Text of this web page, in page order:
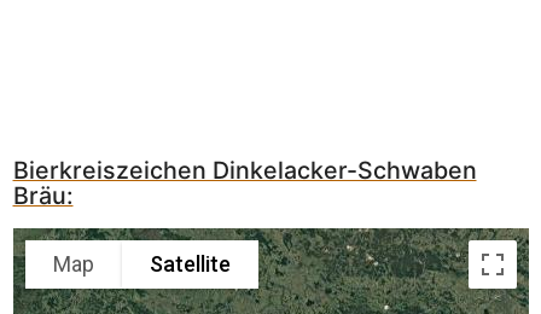
Bierkreiszeichen Dinkelacker-Schwaben
Bräu:
Map Satellite